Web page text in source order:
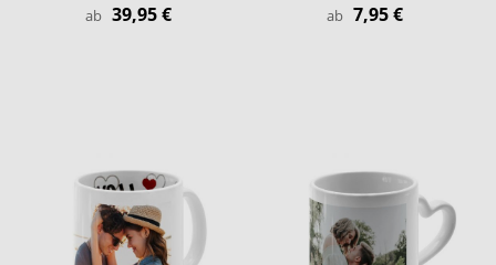
ab 39,95 € ab 7,95 €